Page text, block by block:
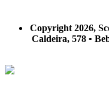
Copyright 2026,
Caldeira, 578 •